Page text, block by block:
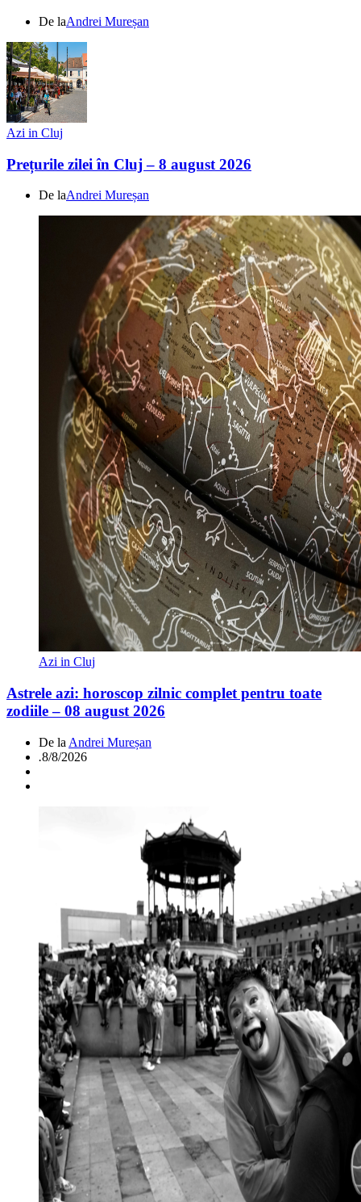
De laAndrei Mureșan
Azi in Cluj
Prețurile zilei în Cluj – 8 august 2026
De laAndrei Mureșan
Azi in Cluj
Astrele azi: horoscop zilnic complet pentru toate
zodiile – 08 august 2026
De la Andrei Mureșan
.8/8/2026